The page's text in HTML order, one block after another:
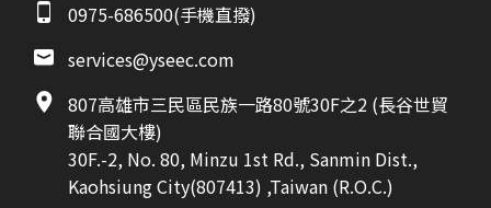
0975-686500(手機直撥)
services@yseec.com
807高雄市三民區民族一路80號30F之2 (長谷世貿
聯合國大樓)
30F.-2, No. 80, Minzu 1st Rd., Sanmin Dist.,
Kaohsiung City(807413) ,Taiwan (R.O.C.)